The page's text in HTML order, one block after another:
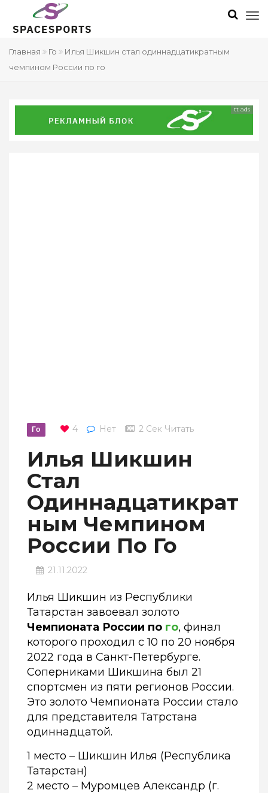
Главная Го
Илья Шикшин стал одиннадцатикратным
чемпином России по го
tt ads
Го 4 Нет 2 Сек Читать
Илья Шикшин
Стал
Одиннадцатикрат
Ным Чемпином
России По Го
21.11.2022
Илья Шикшин из Республики
Татарстан завоевал золото
Чемпионата России по го, финал
которого проходил с 10 по 20 ноября
2022 года в Санкт-Петербурге.
Соперниками Шикшина был 21
спортсмен из пяти регионов России.
Это золото Чемпионата России стало
для представителя Татрстана
одиннадцатой.
1 место – Шикшин Илья (Республика
Татарстан)
2 место – Муромцев Александр (г.